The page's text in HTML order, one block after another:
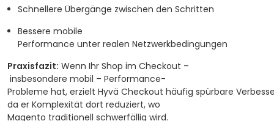
Schnellere Übergänge zwischen den Schritten
Bessere mobile
Performance unter realen Netzwerkbedingungen
Praxisfazit: Wenn Ihr Shop im Checkout –
insbesondere mobil – Performance-
Probleme hat, erzielt Hyvä Checkout häufig spürbare
da er Komplexität dort reduziert, wo
Magento traditionell schwerfällig wird.